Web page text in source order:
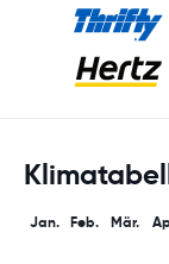
Jan. Feb. Mär.